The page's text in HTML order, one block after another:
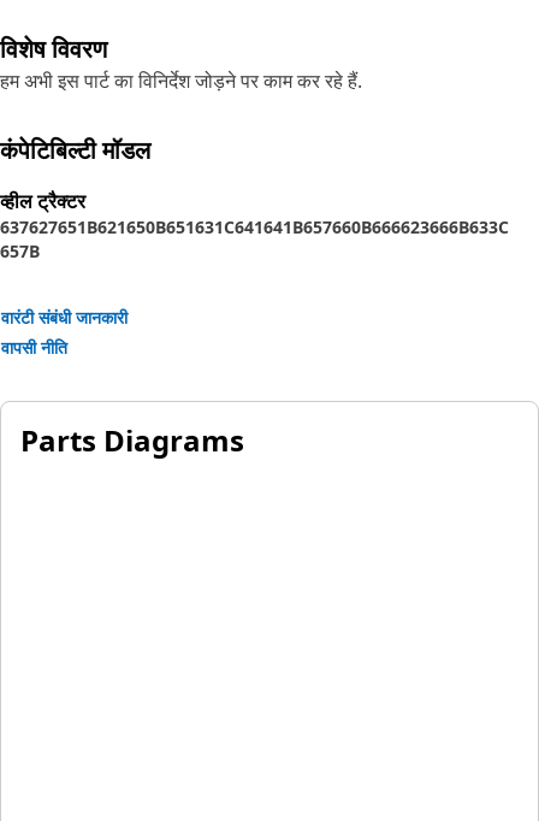
विशेष विवरण
हम अभी इस पार्ट का विनिर्देश जोड़ने पर काम कर रहे हैं.
कंपेटिबिल्टी मॉडल
व्हील ट्रैक्टर
637627651B621650B651631C641641B657660B666623666B633C
657B
वारंटी संबंधी जानकारी
वापसी नीति
Parts Diagrams